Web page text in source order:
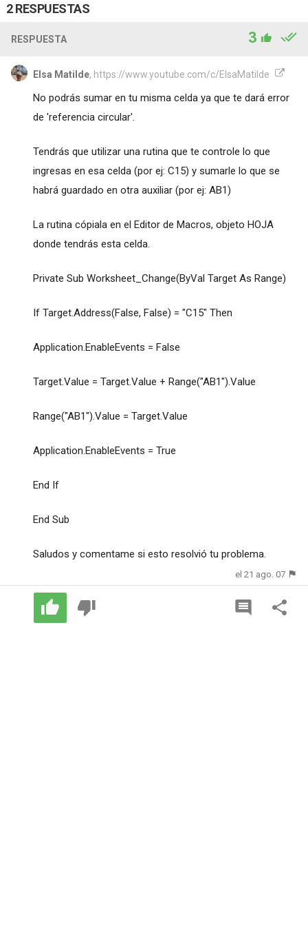
2 RESPUESTAS
RESPUESTA 3
Elsa Matilde, https://www.youtube.com/c/ElsaMatilde
No podrás sumar en tu misma celda ya que te dará error
de 'referencia circular'.
Tendrás que utilizar una rutina que te controle lo que
ingresas en esa celda (por ej: C15) y sumarle lo que se
habrá guardado en otra auxiliar (por ej: AB1)
La rutina cópiala en el Editor de Macros, objeto HOJA
donde tendrás esta celda.
Private Sub Worksheet_Change(ByVal Target As Range)
If Target.Address(False, False) = "C15" Then
Application.EnableEvents = False
Target.Value = Target.Value + Range("AB1").Value
Range("AB1").Value = Target.Value
Application.EnableEvents = True
End If
End Sub
Saludos y comentame si esto resolvió tu problema.
el 21 ago. 07